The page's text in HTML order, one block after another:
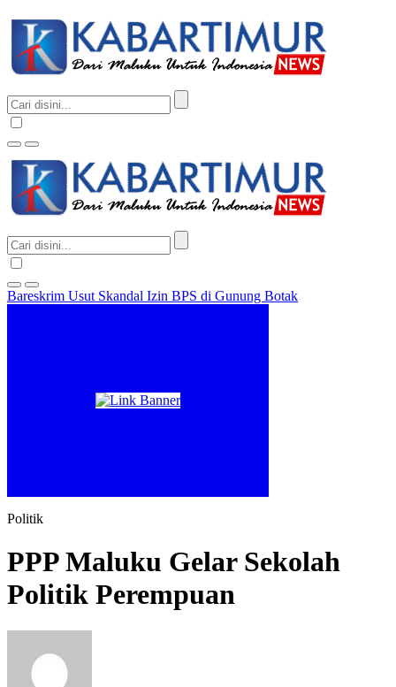
Bareskrim Usut Skandal Izin BPS di Gunung Botak
Politik
PPP Maluku Gelar Sekolah
Politik Perempuan